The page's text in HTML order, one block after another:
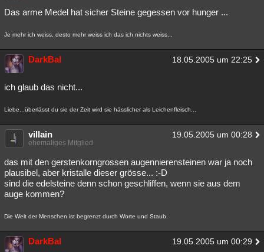
Das arme Medel hat sicher Steine gegessen vor hunger ...
Je mehr ich weiss, desto mehr weiss ich das ich nichts weiss...
DarkBal 18.05.2005 um 22:25
ich glaub das nicht...
Liebe...überlässt du sie der Zeit wird sie hässlicher als Leichenfleisch...
villain 19.05.2005 um 00:28
ehemaliges Mitglied
das mit den gerstenkorngrossen augennierensteinen war ja noch
plausibel, aber kristalle dieser grösse... :-D
sind die edelsteine denn schon geschliffen, wenn sie aus dem
auge kommen?
Die Welt der Menschen ist begrenzt durch Worte und Staub.
DarkBal 19.05.2005 um 00:29